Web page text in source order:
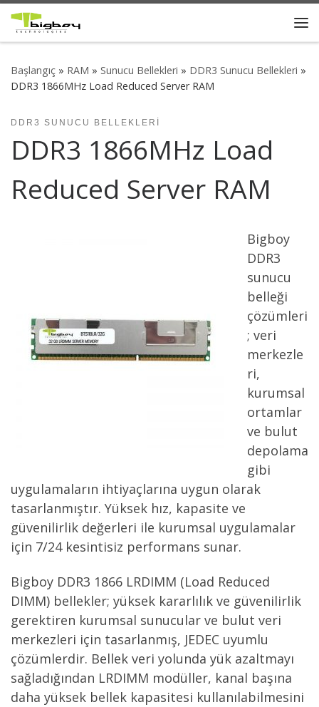
Skip to content
Başlangıç » RAM » Sunucu Bellekleri » DDR3 Sunucu Bellekleri »
DDR3 1866MHz Load Reduced Server RAM
DDR3 SUNUCU BELLEKLERI
DDR3 1866MHz Load
Reduced Server RAM
Bigboy
DDR3
sunucu
belleği
çözümleri
; veri
merkezle
ri,
kurumsal
ortamlar
ve bulut
depolama
gibi
uygulamaların ihtiyaçlarına uygun olarak
tasarlanmıştır. Yüksek hız, kapasite ve
güvenilirlik değerleri ile kurumsal uygulamalar
için 7/24 kesintisiz performans sunar.
Bigboy DDR3 1866 LRDIMM (Load Reduced
DIMM) bellekler; yüksek kararlılık ve güvenilirlik
gerektiren kurumsal sunucular ve bulut veri
merkezleri için tasarlanmış, JEDEC uyumlu
çözümlerdir. Bellek veri yolunda yük azaltmayı
sağladığından LRDIMM modüller, kanal başına
daha yüksek bellek kapasitesi kullanılabilmesini